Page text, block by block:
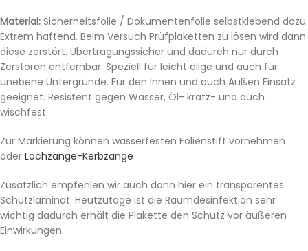
Material: Sicherheitsfolie / Dokumentenfolie selbstklebend dazu
Extrem haftend. Beim Versuch Prüfplaketten zu lösen wird dann
diese zerstört. Übertragungssicher und dadurch nur durch
Zerstören entfernbar. Speziell für leicht ölige und auch für
unebene Untergründe. Für den Innen und auch Außen Einsatz
geeignet. Resistent gegen Wasser, Öl- kratz- und auch
wischfest.
Zur Markierung können wasserfesten Folienstift vornehmen
oder Lochzange-Kerbzange
Zusätzlich empfehlen wir auch dann hier ein transparentes
Schutzlaminat. Heutzutage ist die Raumdesinfektion sehr
wichtig dadurch erhält die Plakette den Schutz vor äußeren
Einwirkungen.